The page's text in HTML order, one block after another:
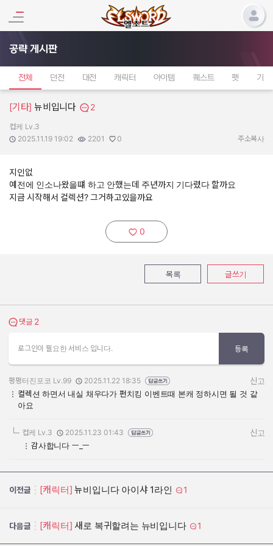
공략 게시판
전체 던전 대전 캐릭터 아이템 퀘스트 펫 기타
[기타] 뉴비입니다 2
작성자:
컵케 Lv.3
작성일:
2025.11.19 19:02
조회수:
2201
추천수:
0 주소복사
지인없
예전에 인소나왔을떄 하고 안했는데 주년까지 기다렸다 할까요
지금 시작해서 컬렉션? 그거하고있을까요
추천하기:
0
목록 글쓰기
댓글 보기
댓글 2
로그인이 필요한 서비스 입니다. 등록
작성자:
펑펑터진포코 Lv.99
작성일:
2025.11.22 18:35
신고
컬렉션 하면서 내실 채우다가 펀치킹 이벤트때 본캐 정하시면 될 것 같
아요
작성자:
컵케 Lv.3
작성일:
2025.11.23 01:43
신고
감사합니다 ㅡ_ㅡ
이전글 [캐릭터] 뉴비입니다 아이샤 1라인 1
다음글 [캐릭터] 새로 복귀할려는 뉴비입니다 1